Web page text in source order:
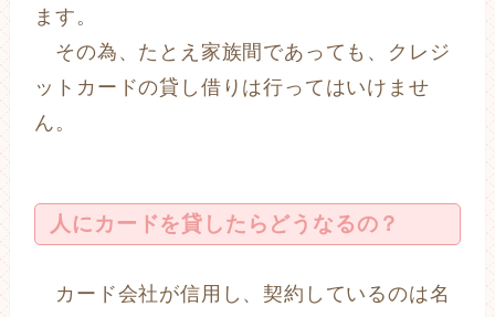
ます。
その為、たとえ家族間であっても、クレジ
ットカードの貸し借りは行ってはいけませ
ん。
人にカードを貸したらどうなるの？
カード会社が信用し、契約しているのは名